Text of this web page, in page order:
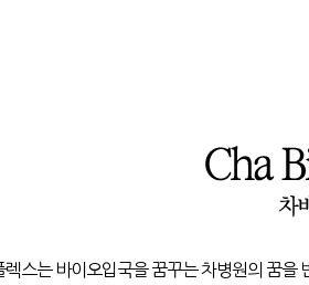
렉스는 바이오입국을 꿈꾸는 차병원의 꿈